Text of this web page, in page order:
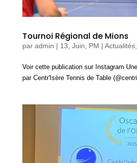
Tournoi Régional de Mions
par admin | 13, Juin, PM |
Voir cette publication sur Instagram
par Centr'Isère Tennis de Table